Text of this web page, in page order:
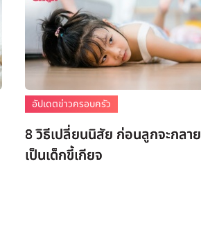
อัปเดตข่าวครอบครัว
8 วิธีเปลี่ยนนิสัย ก่อนลูกจะกลาย
เป็นเด็กขี้เกียจ